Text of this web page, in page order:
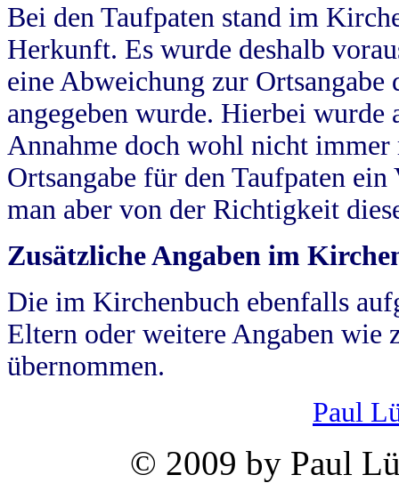
Bei den Taufpaten stand im
Herkunft. Es wurde deshalb
eine Abweichung zur
angegeben wurde. Hierbei wurde
Annahme doch wohl nicht
Ortsangabe für den Taufpaten
man aber von der Richtigkeit
Zusätzliche Angaben im
Die im Kirchenbuch ebenfalls
Eltern oder weitere Angaben wie
übernommen.
Paul
© 2009 by Paul